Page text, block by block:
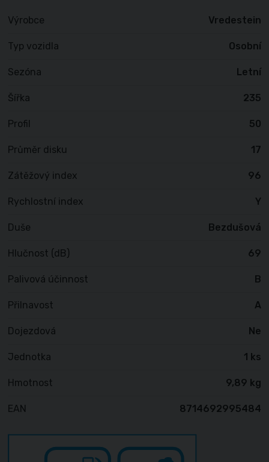
Výrobce Vredestein
Typ vozidla Osobní
Sezóna Letní
Šířka 235
Profil 50
Průměr disku 17
Zátěžový index 96
Rychlostní index Y
Duše Bezdušová
Hlučnost (dB) 69
Palivová účinnost B
Přilnavost A
Dojezdová Ne
Jednotka 1 ks
Hmotnost 9,89 kg
EAN 8714692995484